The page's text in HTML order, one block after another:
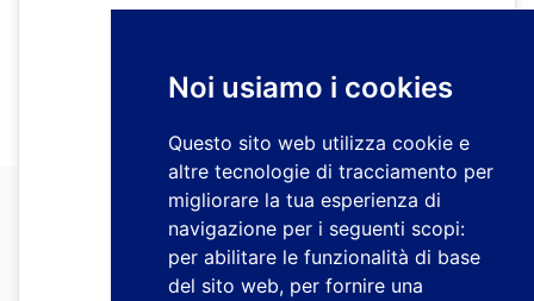
Noi usiamo i cookies
Questo sito web utilizza cookie e
altre tecnologie di tracciamento per
migliorare la tua esperienza di
navigazione per i seguenti scopi:
per abilitare le funzionalità di base
del sito web, per fornire una